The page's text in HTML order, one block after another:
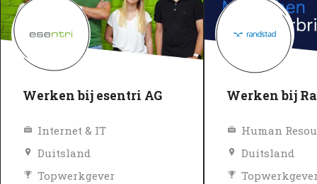
Werken bij esentri AG
Internet & IT
Duitsland
Topwerkgever
Werken bij
Human
Duitsland